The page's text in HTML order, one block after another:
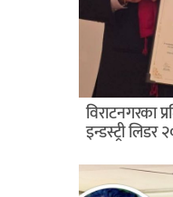
विराटनगरका
इन्डस्ट्री लिडर